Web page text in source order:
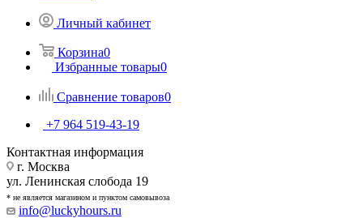
Личный кабинет
Корзина0
Избранные товары0
Сравнение товаров0
+7 964 519-43-19
Контактная информация
г. Москва
ул. Ленинская слобода 19
* не является магазином и пунктом самовывоза
info@luckyhours.ru